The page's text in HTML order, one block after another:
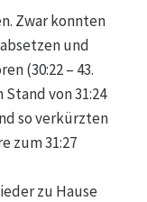
Zwar konnten
und
(30:22 – 43.
von 31:24
so verkürzten
zum 31:27
zu Hause